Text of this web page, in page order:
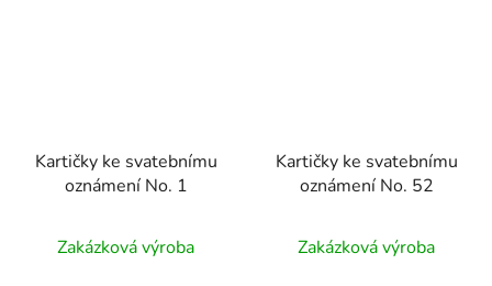
Kartičky ke svatebnímu
oznámení No. 1
hodnocení
Zakázková výroba
Kartičky ke svatebnímu
oznámení No. 52
Zakázková výroba